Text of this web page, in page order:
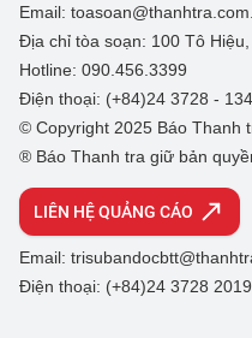
Email:
Địa chỉ tòa soạn: 100 Tô
Hotline: 090.456.3399
Điện thoại: (+84)24 3728 -
© Copyright 2025 Báo Thanh
® Báo Thanh tra giữ bản
LIÊN HỆ QUẢNG CÁO
Email:
Điện thoại: (+84)24 3728 2019